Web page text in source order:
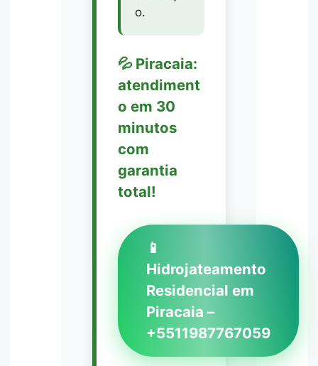
o.
💦 Piracaia:
atendiment
o em 30
minutos
com
garantia
total!
📱
Hidrojateamento
Residencial em
Piracaia –
+5511987767059